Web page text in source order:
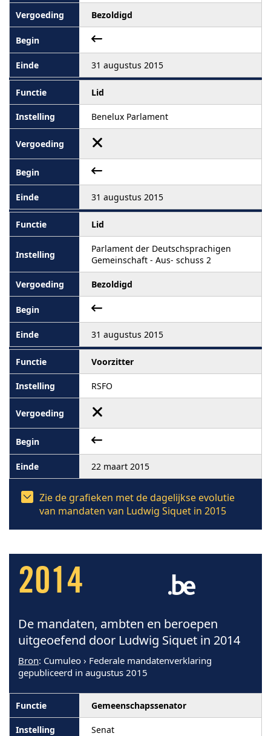
Bezoldigd
31 augustus 2015
Lid
Benelux Parlament
31 augustus 2015
Lid
Parlament der Deutschsprachigen
Gemeinschaft - Aus- schuss 2
Bezoldigd
31 augustus 2015
Voorzitter
RSFO
22 maart 2015
Zie de grafieken met de dagelijkse evolutie
van mandaten van Ludwig Siquet in 2015
2014
De mandaten, ambten en beroepen
uitgeoefend door Ludwig Siquet in 2014
Bron: Cumuleo › Federale mandatenverklaring
gepubliceerd in augustus 2015
Gemeenschapssenator
Senat